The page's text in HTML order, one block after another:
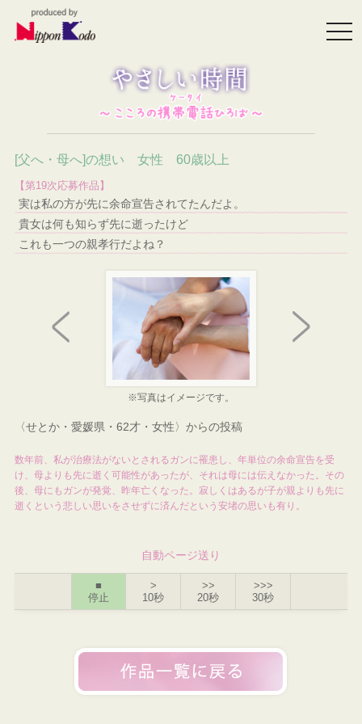
[父へ・母へ]の想い 女性 60歳以上
【第19次応募作品】
実は私の方が先に余命宣告されてたんだよ。
貴女は何も知らず先に逝ったけど
これも一つの親孝行だよね？
※写真はイメージです。
〈せとか・愛媛県・62才・女性〉からの投稿
数年前、私が治療法がないとされるガンに罹患し、年単位の余命宣告を受
け、母よりも先に逝く可能性があったが、それは母には伝えなかった。その
後、母にもガンが発覚、昨年亡くなった。寂しくはあるが子が親よりも先に
逝くという悲しい思いをさせずに済んだという安堵の思いも有り。
自動ページ送り
■
停止
>
10秒
>>
20秒
>>>
30秒